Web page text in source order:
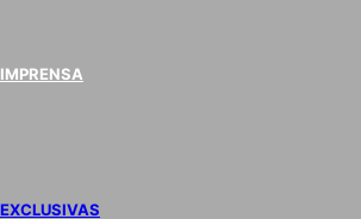
IMPRENSA
EXCLUSIVAS